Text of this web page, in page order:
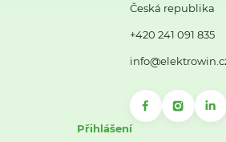
Česká republika
+420 241 091 835
Přihlášení